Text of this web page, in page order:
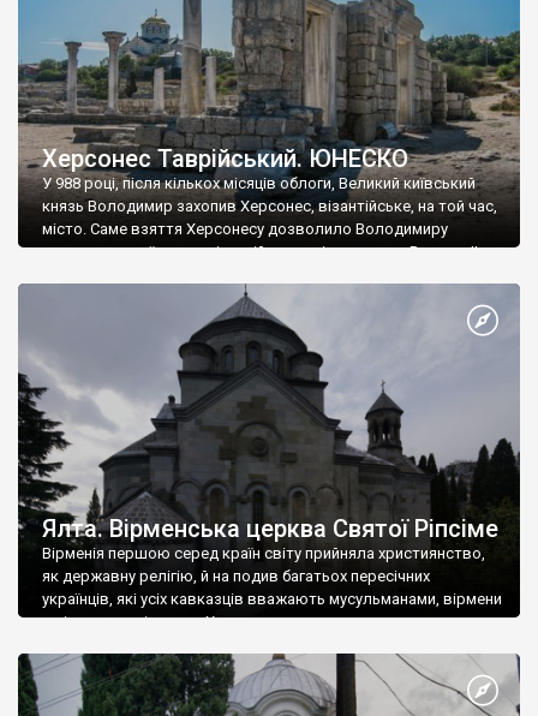
Херсонес Таврійський. ЮНЕСКО
У 988 році, після кількох місяців облоги, Великий київський
князь Володимир захопив Херсонес, візантійське, на той час,
місто. Саме взяття Херсонесу дозволило Володимиру
диктувати свої умови візантійському імператору Василю ІІ, та
Херсонесі Володимир-язичник, став Василем-християнином.
А потім було Хрещення Русі. На честь Херсонесу Таврійського
Ялта. Вірменська церква Святої Ріпсіме
Вірменія першою серед країн світу прийняла християнство,
як державну релігію, й на подив багатьох пересічних
українців, які усіх кавказців вважають мусульманами, вірмени
є відданими вірянами Христа